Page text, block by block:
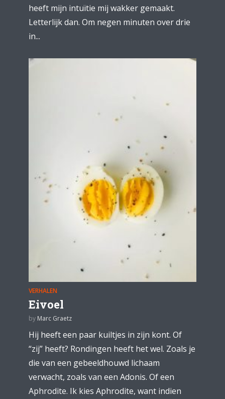
heeft mijn intuïtie mij wakker gemaakt.
Letterlijk dan. Om negen minuten over drie
in...
VERHALEN
Eivoel
by Marc Graetz
Hij heeft een paar kuiltjes in zijn kont. Of
“zij” heeft? Rondingen heeft het wel. Zoals je
die van een gebeeldhouwd lichaam
verwacht, zoals van een Adonis. Of een
Aphrodite. Ik kies Aphrodite, want indien